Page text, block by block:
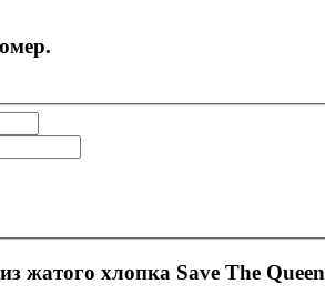
жатого хлопка Save The Queen